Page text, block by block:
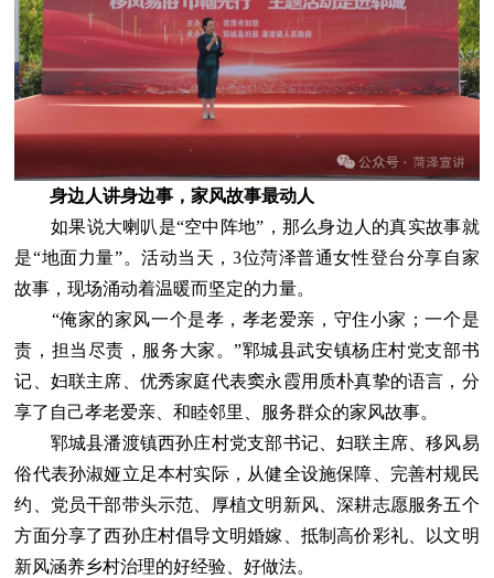
身边人讲身边事，家风故事最动人
如果说大喇叭是“空中阵地”，那么身边人的真实故事就
是“地面力量”。活动当天，3位菏泽普通女性登台分享自家
故事，现场涌动着温暖而坚定的力量。
“俺家的家风一个是孝，孝老爱亲，守住小家；一个是
责，担当尽责，服务大家。”郓城县武安镇杨庄村党支部书
记、妇联主席、优秀家庭代表窦永霞用质朴真挚的语言，分
享了自己孝老爱亲、和睦邻里、服务群众的家风故事。
郓城县潘渡镇西孙庄村党支部书记、妇联主席、移风易
俗代表孙淑娅立足本村实际，从健全设施保障、完善村规民
约、党员干部带头示范、厚植文明新风、深耕志愿服务五个
方面分享了西孙庄村倡导文明婚嫁、抵制高价彩礼、以文明
新风涵养乡村治理的好经验、好做法。